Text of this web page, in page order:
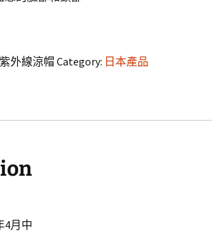
外線涼帽 Category: 日本產品
4月中